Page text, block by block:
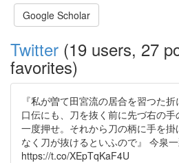
Google Scholar
Twitter (19 users, 27
favorites)
『私が曽て田宮流の居合を習つた
口伝にも、刀を抜く前に先づ右の
一度押せ。それから刀の柄に手を
なく刀が抜けるといふので』 今泉一
https://t.co/XEpTqKaF4U